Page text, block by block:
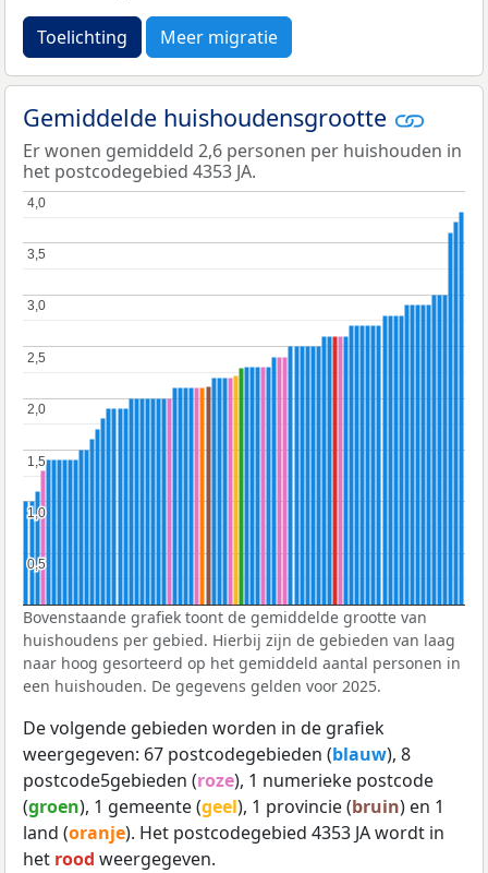
Toelichting Meer migratie
Gemiddelde huishoudensgrootte
Er wonen gemiddeld 2,6 personen per huishouden in
het postcodegebied 4353 JA.
0,5
0,5
1,0
1,0
1,5
1,5
2,0
2,0
2,5
2,5
3,0
3,0
3,5
3,5
4,0
4,0
Bovenstaande grafiek toont de gemiddelde grootte van
huishoudens per gebied. Hierbij zijn de gebieden van laag
naar hoog gesorteerd op het gemiddeld aantal personen in
een huishouden. De gegevens gelden voor 2025.
De volgende gebieden worden in de grafiek
weergegeven: 67 postcodegebieden (blauw), 8
postcode5gebieden (roze), 1 numerieke postcode
(groen), 1 gemeente (geel), 1 provincie (bruin) en 1
land (oranje). Het postcodegebied 4353 JA wordt in
het rood weergegeven.